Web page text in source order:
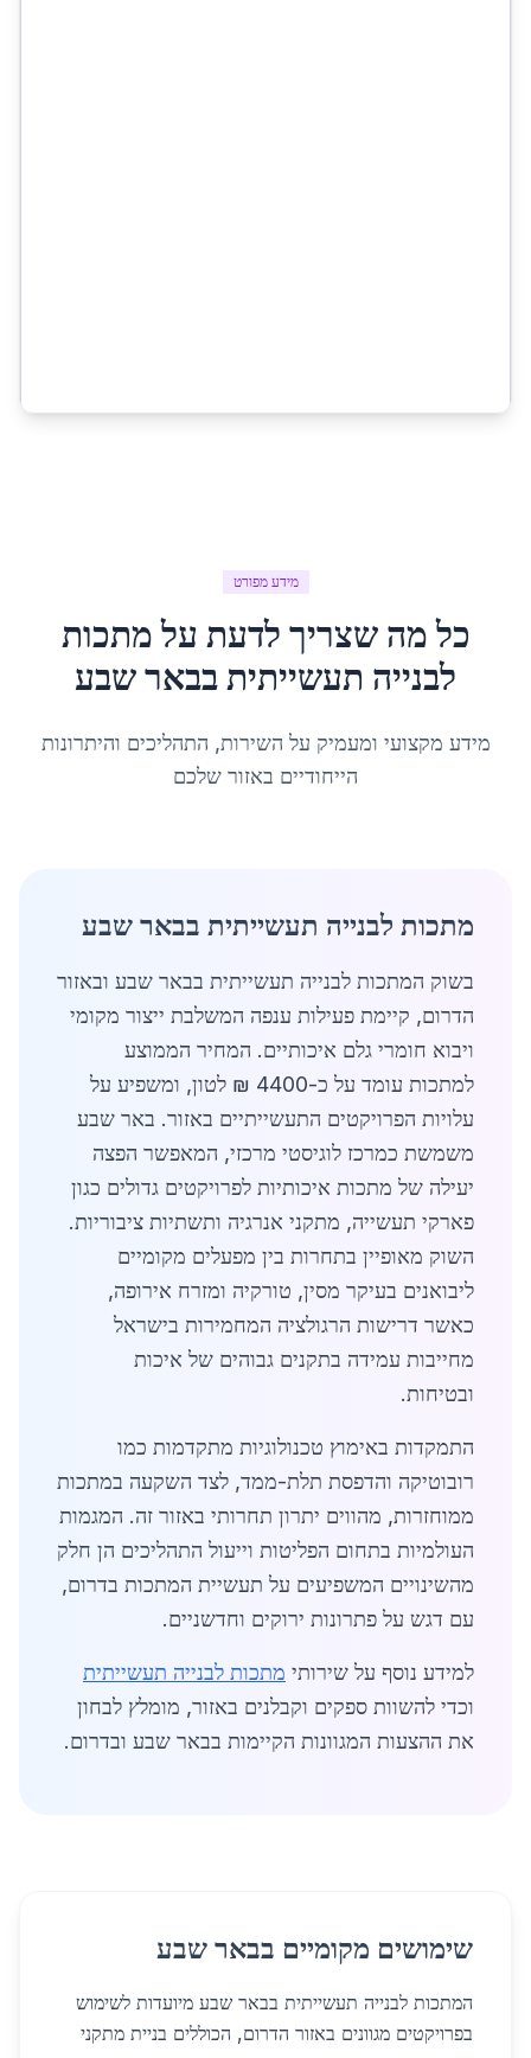
מידע מפורט
כל מה שצריך לדעת עלמתכות
לבנייה תעשייתית בבאר שבע
מידע מקצועי ומעמיק על השירות, התהליכים והיתרונות
הייחודיים באזור שלכם
מתכות לבנייה תעשייתית בבאר שבע
בשוק המתכות לבנייה תעשייתית בבאר שבע ובאזור
הדרום, קיימת פעילות ענפה המשלבת ייצור מקומי
ויבוא חומרי גלם איכותיים. המחיר הממוצע
למתכות עומד על כ-4400 ₪ לטון, ומשפיע על
עלויות הפרויקטים התעשייתיים באזור. באר שבע
משמשת כמרכז לוגיסטי מרכזי, המאפשר הפצה
יעילה של מתכות איכותיות לפרויקטים גדולים כגון
פארקי תעשייה, מתקני אנרגיה ותשתיות ציבוריות.
השוק מאופיין בתחרות בין מפעלים מקומיים
ליבואנים בעיקר מסין, טורקיה ומזרח אירופה,
כאשר דרישות הרגולציה המחמירות בישראל
מחייבות עמידה בתקנים גבוהים של איכות
ובטיחות.
התמקדות באימוץ טכנולוגיות מתקדמות כמו
רובוטיקה והדפסת תלת-ממד, לצד השקעה במתכות
ממוחזרות, מהווים יתרון תחרותי באזור זה. המגמות
העולמיות בתחום הפליטות וייעול התהליכים הן חלק
מהשינויים המשפיעים על תעשיית המתכות בדרום,
עם דגש על פתרונות ירוקים וחדשניים.
למידע נוסף על שירותי מתכות לבנייה תעשייתית
וכדי להשוות ספקים וקבלנים באזור, מומלץ לבחון
את ההצעות המגוונות הקיימות בבאר שבע ובדרום.
שימושים מקומיים בבאר שבע
המתכות לבנייה תעשייתית בבאר שבע מיועדות לשימוש
בפרויקטים מגוונים באזור הדרום, הכוללים בניית מתקני